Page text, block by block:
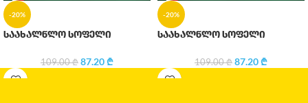
-20%
საახალწლო სოფელი
109.00₾ 87.20₾
-20%
საახალწლო სოფელი
109.00₾ 87.20₾